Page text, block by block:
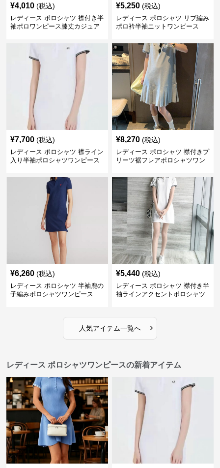
¥4,010 (税込)
レディース ポロシャツ 襟付き半
袖ポロワンピース膝丈カジュア
¥5,250 (税込)
レディース ポロシャツ リブ編み
ポロ衿半袖ニットワンピース
¥7,700 (税込)
レディース ポロシャツ 襟ライン
入り半袖ポロシャツワンピース
¥8,270 (税込)
レディース ポロシャツ 襟付きプ
リーツ裾フレアポロシャツワン
¥6,260 (税込)
レディース ポロシャツ 半袖鹿の
子編みポロシャツワンピース
¥5,440 (税込)
レディース ポロシャツ 襟付き半
袖ラインアクセントポロシャツ
人気アイテム一覧へ ›
レディース ポロシャツワンピースの新着アイテム